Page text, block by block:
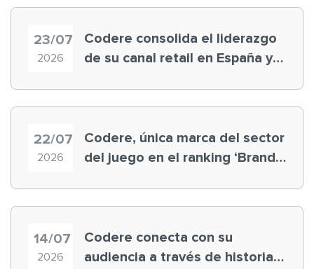
23/07
2026
Codere consolida el liderazgo
de su canal retail en España y
22/07
2026
Codere, única marca del sector
del juego en el ranking ‘Brand
14/07
2026
Codere conecta con su
audiencia a través de historias